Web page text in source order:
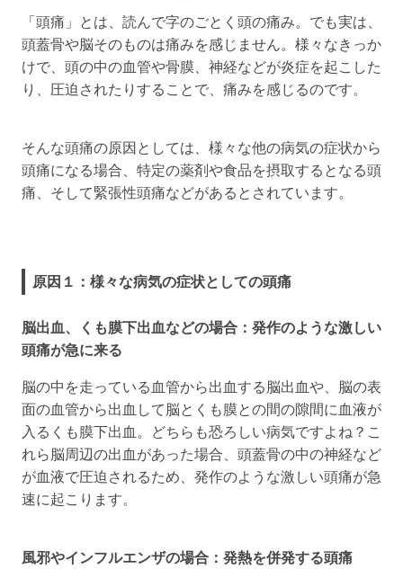
「頭痛」とは、読んで字のごとく頭の痛み。でも実は、
頭蓋骨や脳そのものは痛みを感じません。様々なきっか
けで、頭の中の血管や骨膜、神経などが炎症を起こした
り、圧迫されたりすることで、痛みを感じるのです。
そんな頭痛の原因としては、様々な他の病気の症状から
頭痛になる場合、特定の薬剤や食品を摂取するとなる頭
痛、そして緊張性頭痛などがあるとされています。
原因１：様々な病気の症状としての頭痛
脳出血、くも膜下出血などの場合：発作のような激しい
頭痛が急に来る
脳の中を走っている血管から出血する脳出血や、脳の表
面の血管から出血して脳とくも膜との間の隙間に血液が
入るくも膜下出血。どちらも恐ろしい病気ですよね？こ
れら脳周辺の出血があった場合、頭蓋骨の中の神経など
が血液で圧迫されるため、発作のような激しい頭痛が急
速に起こります。
風邪やインフルエンザの場合：発熱を併発する頭痛